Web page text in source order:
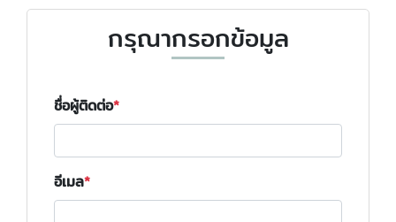
กรุณากรอกข้อมูล
ชื่อผู้ติดต่อ
อีเมล